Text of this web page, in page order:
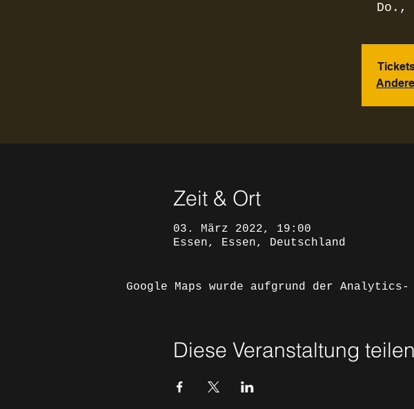
Do.,
Zeit & Ort
03. März 2022, 19:00
Essen, Essen, Deutschland
Google Maps wurde aufgrund der
Diese Veranstaltung teilen